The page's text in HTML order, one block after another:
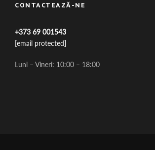
CONTACTEAZĂ-NE
+373 69 001543
[email protected]
Luni – Vineri: 10:00 – 18:00